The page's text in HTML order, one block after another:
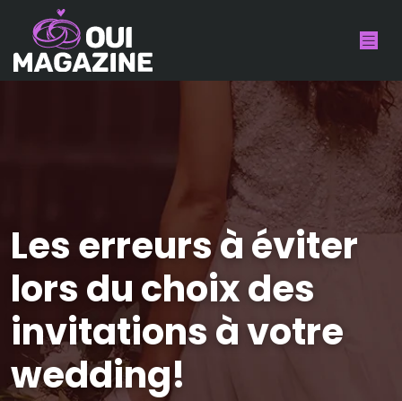
Les erreurs à éviter
lors du choix des
invitations à votre
wedding!